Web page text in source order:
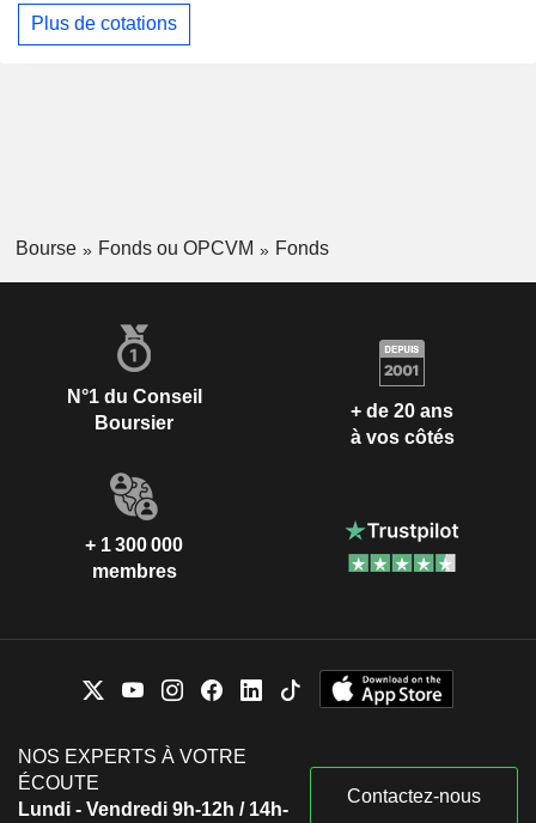
Plus de cotations
Bourse Fonds ou OPCVM Fonds
N°1 du Conseil
Boursier
+ de 20 ans
à vos côtés
+ 1 300 000
membres
NOS EXPERTS À VOTRE
ÉCOUTE
Lundi - Vendredi 9h-12h / 14h-
Contactez-nous